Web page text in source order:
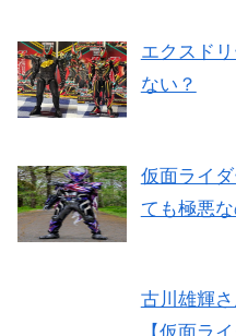
エクスド
ない？
仮面ライ
ても極悪
古川雄輝